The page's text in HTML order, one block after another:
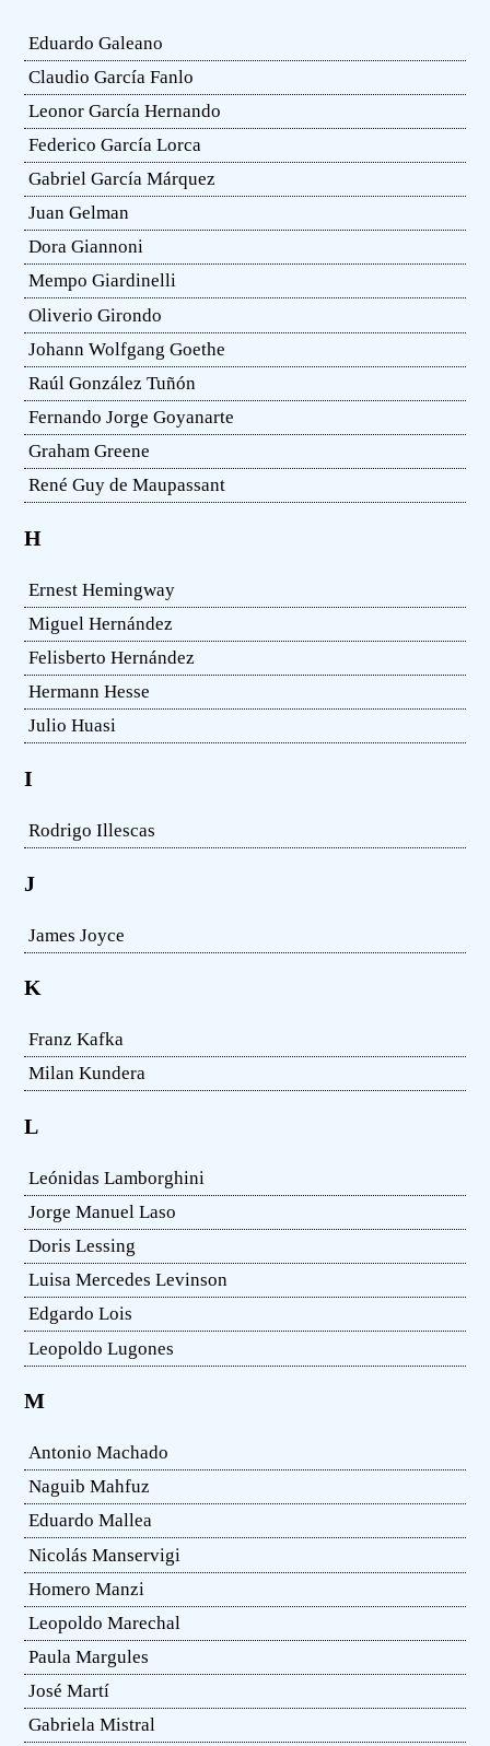
Eduardo Galeano
Claudio García Fanlo
Leonor García Hernando
Federico García Lorca
Gabriel García Márquez
Juan Gelman
Dora Giannoni
Mempo Giardinelli
Oliverio Girondo
Johann Wolfgang Goethe
Raúl González Tuñón
Fernando Jorge Goyanarte
Graham Greene
René Guy de Maupassant
H
Ernest Hemingway
Miguel Hernández
Felisberto Hernández
Hermann Hesse
Julio Huasi
I
Rodrigo Illescas
J
James Joyce
K
Franz Kafka
Milan Kundera
L
Leónidas Lamborghini
Jorge Manuel Laso
Doris Lessing
Luisa Mercedes Levinson
Edgardo Lois
Leopoldo Lugones
M
Antonio Machado
Naguib Mahfuz
Eduardo Mallea
Nicolás Manservigi
Homero Manzi
Leopoldo Marechal
Paula Margules
José Martí
Gabriela Mistral